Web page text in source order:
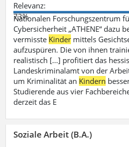
Relevanz:
73%
Nationalen Forschungszentrum
Cybersicherheit „ATHENE“ dazu
vermisste Kinder mittels
aufzuspüren. Die von ihnen
realistisch [...] profitiert das
Landeskriminalamt von der
um Kriminalität an Kindern
Studierende aus vier
derzeit das E
Soziale Arbeit (B.A.)